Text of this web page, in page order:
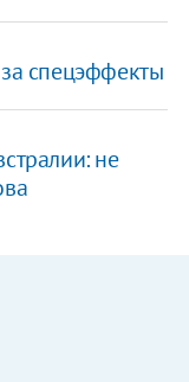
спецэффекты
не